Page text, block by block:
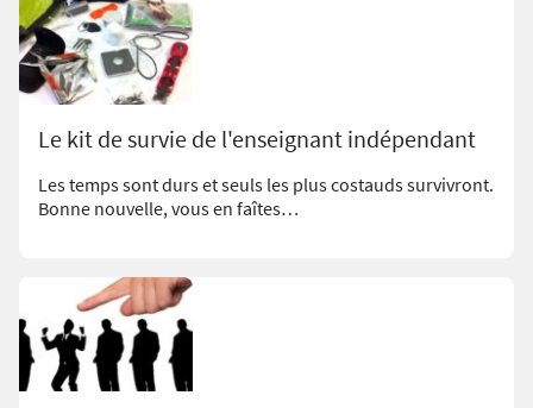
Le kit de survie de l'enseignant indépendant
Les temps sont durs et seuls les plus costauds survivront.
Bonne nouvelle, vous en faîtes…